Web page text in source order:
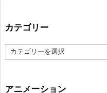
カテゴリー
テ
ー
アニメーション